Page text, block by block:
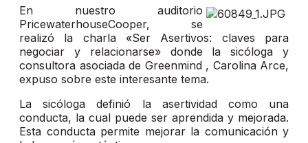
En nuestro auditorio
PricewaterhouseCooper, se
realizó la charla «Ser Asertivos: claves para
negociar y relacionarse» donde la sicóloga y
consultora asociada de Greenmind , Carolina Arce,
expuso sobre este interesante tema.
La sicóloga definió la asertividad como una
conducta, la cual puede ser aprendida y mejorada.
Esta conducta permite mejorar la comunicación y